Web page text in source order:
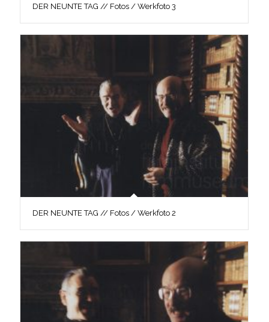
DER NEUNTE TAG // Fotos / Werkfoto 3
DER NEUNTE TAG // Fotos / Werkfoto 2